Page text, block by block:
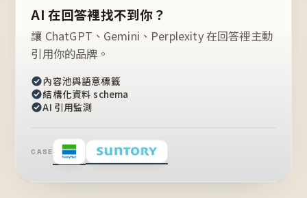
AI 在回答裡找不到你？
讓 ChatGPT、Gemini、Perplexity 在回答裡主動
引用你的品牌。
內容池與語意標籤
結構化資料 schema
AI 引用監測
CASE